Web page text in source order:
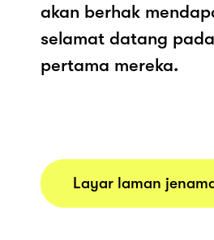
akan berhak
selamat datang
pertama mereka.
Layar laman